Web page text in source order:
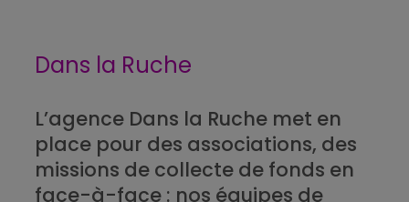
Dans la Ruche
L’agence Dans la Ruche met en
place pour des associations, des
missions de collecte de fonds en
face-à-face : nos équipes de